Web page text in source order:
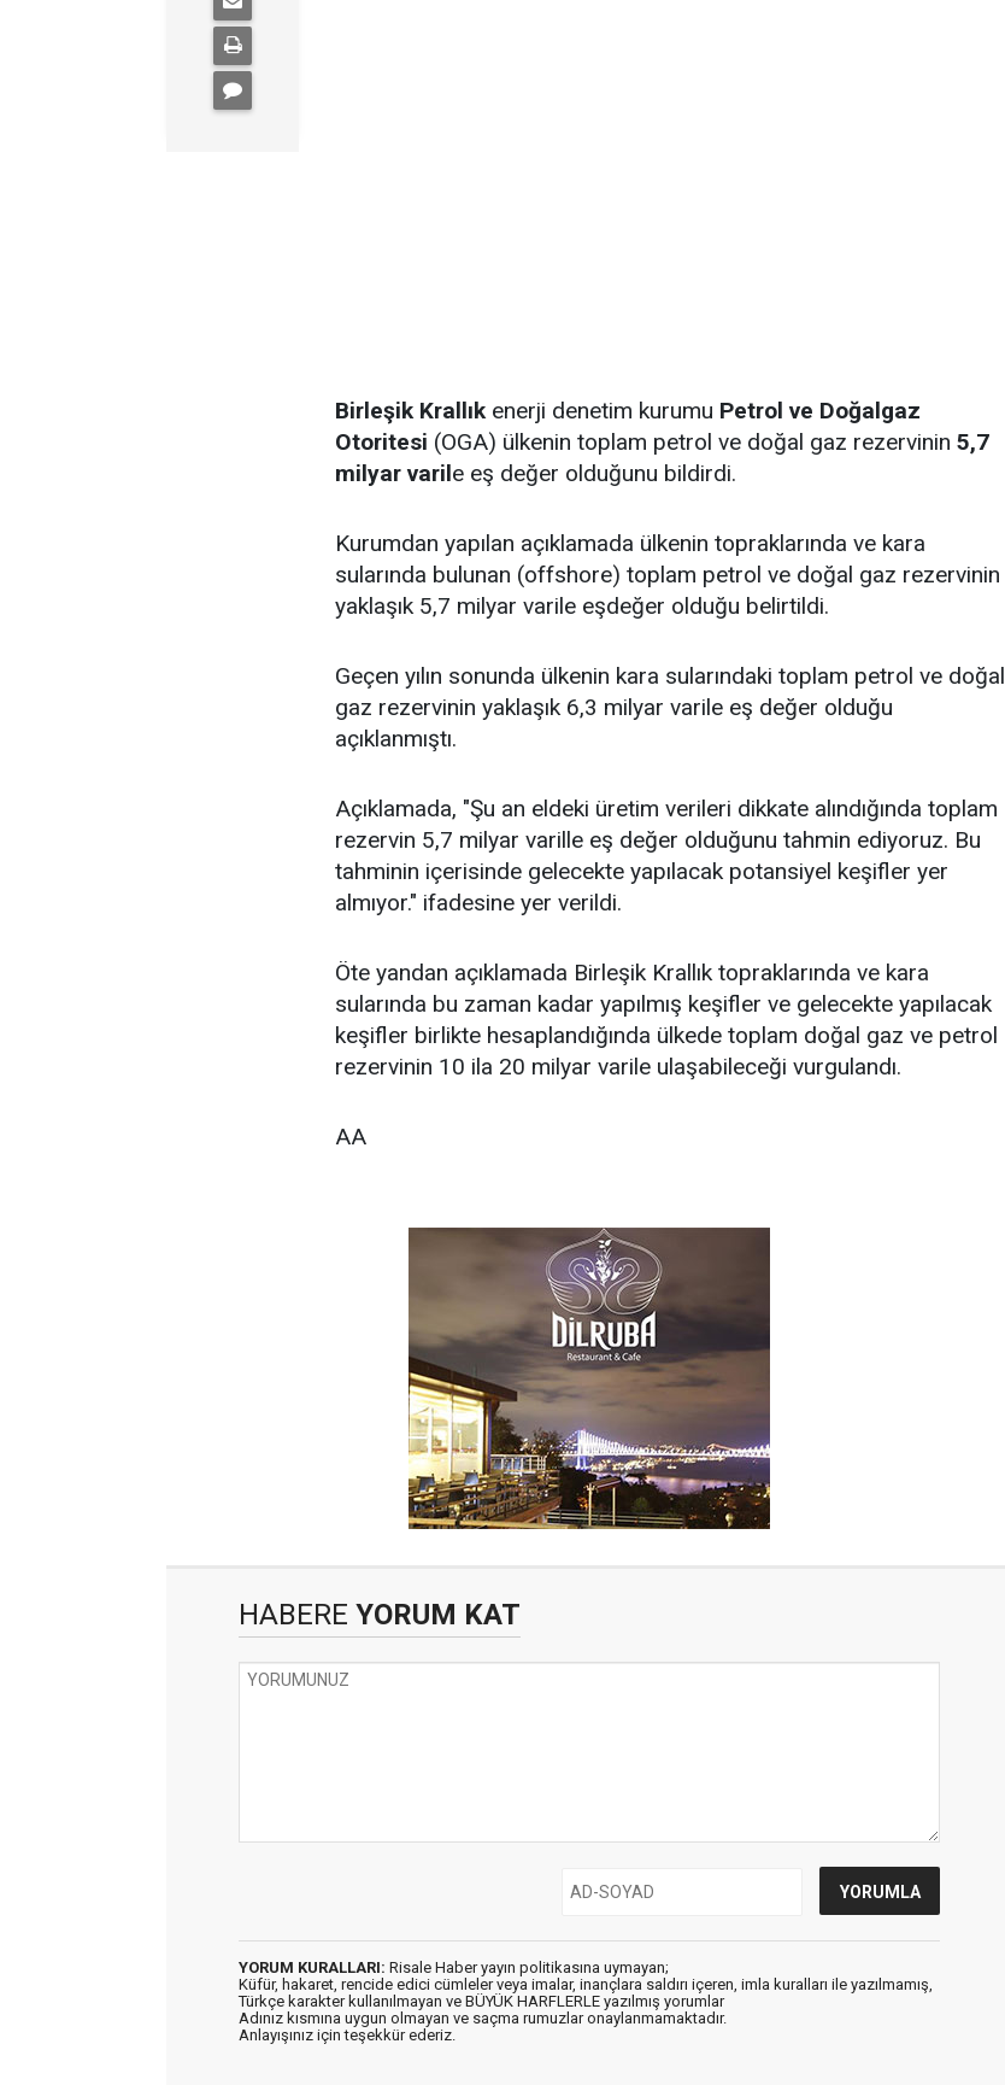
Birleşik Krallık enerji denetim kurumu Petrol ve Doğalgaz
Otoritesi (OGA) ülkenin toplam petrol ve doğal gaz rezervinin 5,7
milyar varile eş değer olduğunu bildirdi.
Kurumdan yapılan açıklamada ülkenin topraklarında ve kara
sularında bulunan (offshore) toplam petrol ve doğal gaz rezervinin
yaklaşık 5,7 milyar varile eşdeğer olduğu belirtildi.
Geçen yılın sonunda ülkenin kara sularındaki toplam petrol ve doğal
gaz rezervinin yaklaşık 6,3 milyar varile eş değer olduğu
açıklanmıştı.
Açıklamada, "Şu an eldeki üretim verileri dikkate alındığında toplam
rezervin 5,7 milyar varille eş değer olduğunu tahmin ediyoruz. Bu
tahminin içerisinde gelecekte yapılacak potansiyel keşifler yer
almıyor." ifadesine yer verildi.
Öte yandan açıklamada Birleşik Krallık topraklarında ve kara
sularında bu zaman kadar yapılmış keşifler ve gelecekte yapılacak
keşifler birlikte hesaplandığında ülkede toplam doğal gaz ve petrol
rezervinin 10 ila 20 milyar varile ulaşabileceği vurgulandı.
AA
HABERE YORUM KAT
YORUM KURALLARI: Risale Haber yayın politikasına uymayan;
Küfür, hakaret, rencide edici cümleler veya imalar, inançlara saldırı içeren, imla kuralları ile yazılmamış,
Türkçe karakter kullanılmayan ve BÜYÜK HARFLERLE yazılmış yorumlar
Adınız kısmına uygun olmayan ve saçma rumuzlar onaylanmamaktadır.
Anlayışınız için teşekkür ederiz.